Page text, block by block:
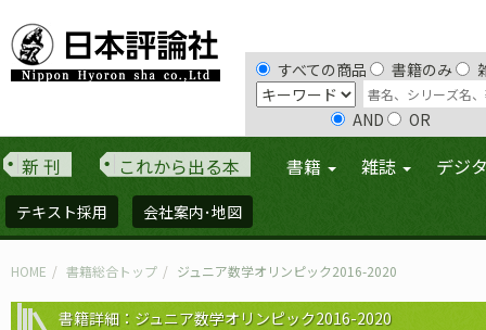
すべての商品 書籍のみ
AND OR
新 刊 これから出る本 書籍 雑誌 デジ
テキスト採用 会社案内･地図
HOME 書籍総合トップ ジュニア数学オリンピック2016-2020
書籍詳細：ジュニア数学オリンピック2016-2020